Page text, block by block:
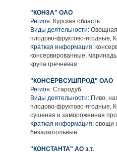
"КОНЗА" ОАО
Регион: Курская область
Виды деятельности: Овощная
плодово-фруктово-ягодные,
Краткая информация:
консервированные,
крупа гречневая
"КОНСЕРВСУШПРОД" ОАО
Регион: Стародуб
Виды деятельности: Пиво,
плодово-фруктово-
сушеная и замороженная
Краткая информация: овощи
безалкогольные
"КОНСТАНТА" АО з.т.